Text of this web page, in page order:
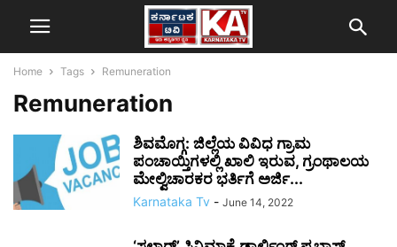
Home Tags Remuneration
Remuneration
ಶಿವಮೊಗ್ಗ: ಜಿಲ್ಲೆಯ ವಿವಿಧ ಗ್ರಾಮ
ಪಂಚಾಯ್ತಿಗಳಲ್ಲಿ ಖಾಲಿ ಇರುವ, ಗ್ರಂಥಾಲಯ
ಮೇಲ್ವಿಚಾರಕರ ಭರ್ತಿಗೆ ಅರ್ಜಿ...
Karnataka Tv - June 14, 2022